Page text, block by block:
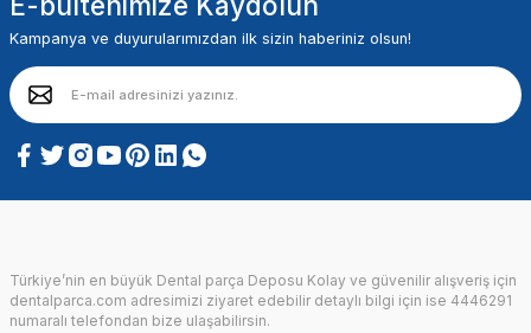
Kampanya ve duyurularımızdan ilk sizin haberiniz olsun!
Türkiye’nin en büyük Dental parça Deposu Kolay ve güvenilir alışveriş için
dentalparca.com adresimizi ziyaret edebilir detaylı bilgi için ise 4446291
numaralı telefondan bize ulaşabilirsin.